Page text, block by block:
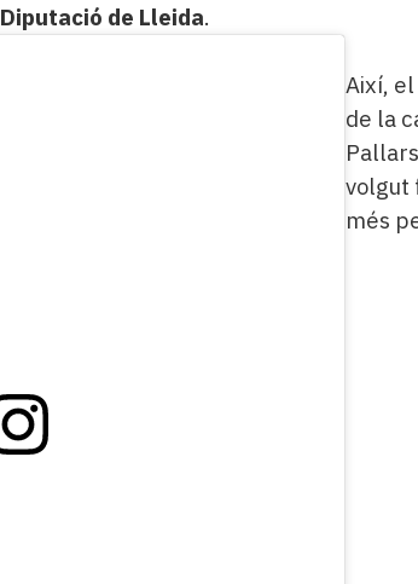
Diputació de Lleida.
Així,
de la
volgut
més